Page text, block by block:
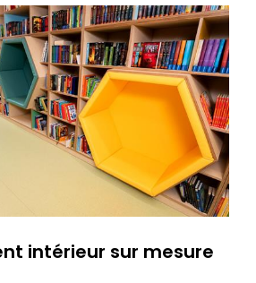
intérieur sur mesure